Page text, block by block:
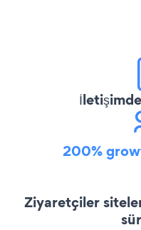
İletişimde
200%
Ziyaretçiler